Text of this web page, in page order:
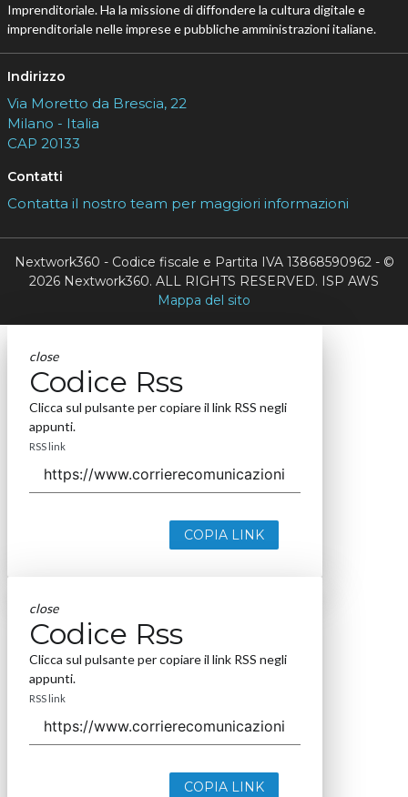
Imprenditoriale. Ha la missione di diffondere la cultura digitale e
imprenditoriale nelle imprese e pubbliche amministrazioni italiane.
Indirizzo
Via Moretto da Brescia, 22
Milano - Italia
CAP 20133
Contatti
Contatta il nostro team per maggiori informazioni
Nextwork360 - Codice fiscale e Partita IVA 13868590962 - ©
2026 Nextwork360. ALL RIGHTS RESERVED. ISP AWS
Mappa del sito
close
Codice Rss
Clicca sul pulsante per copiare il link RSS negli
appunti.
RSS link
COPIA LINK
close
Codice Rss
Clicca sul pulsante per copiare il link RSS negli
appunti.
RSS link
COPIA LINK